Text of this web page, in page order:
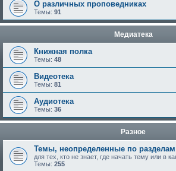
О различных проповедниках
Темы: 91
Медиатека
Книжная полка
Темы: 48
Видеотека
Темы: 81
Аудиотека
Темы: 36
Разное
Темы, неопределенные по разделам
для тех, кто не знает, где начать тему или в
Темы: 255